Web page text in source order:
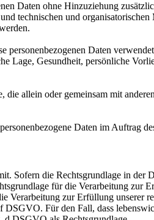
Daten ohne Hinzuziehung
technischen und
Daten
Lage, Gesundheit, persönliche
allein oder gemeinsam mit
Daten im Auftrag
Sofern die Rechtsgrundlage in der
für die Verarbeitung zur
zur Erfüllung unserer
Für den Fall, dass